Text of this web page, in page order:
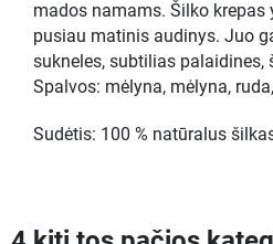
mados namams. Šilko krepas
pusiau matinis audinys. Juo
sukneles, subtilias palaidines,
Spalvos: mėlyna, mėlyna,
Sudėtis: 100 % natūralus